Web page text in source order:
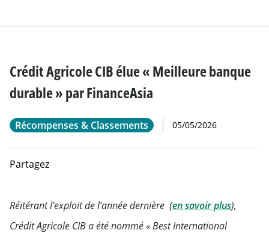
Crédit Agricole CIB élue « Meilleure banque
durable » par FinanceAsia
Récompenses & Classements 05/05/2026
Partagez
Réitérant l’exploit de l’année dernière (en savoir plus),
Crédit Agricole CIB a été nommé « Best International